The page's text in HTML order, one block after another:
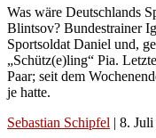
Was wäre Deutschlands
Blintsov? Bundestrainer
Sportsoldat Daniel und,
„Schütz(e)ling“ Pia.
Paar; seit dem
je hatte.
Sebastian Schipfel | 8. Juli